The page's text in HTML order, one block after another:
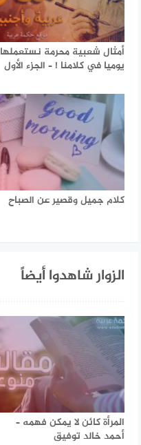
أمثال شعبية محرمة نستعملها
يوميا في كلامنا ! – الجزء الأول
كلام جميل وقصير عن الصباح
الزوار شاهدوا أيضاً
المرأة كائن لا يمكن فهمه –
أحمد خالد توفيق